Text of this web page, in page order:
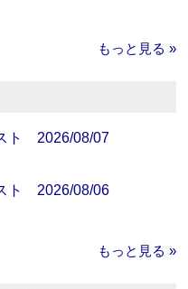
もっと見る »
ト 2026/08/07
ト 2026/08/06
もっと見る »